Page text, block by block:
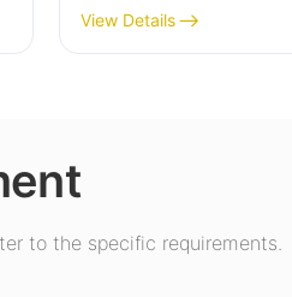
høybalys for
innendørsbelysning i
View Details
to the specific requirements.